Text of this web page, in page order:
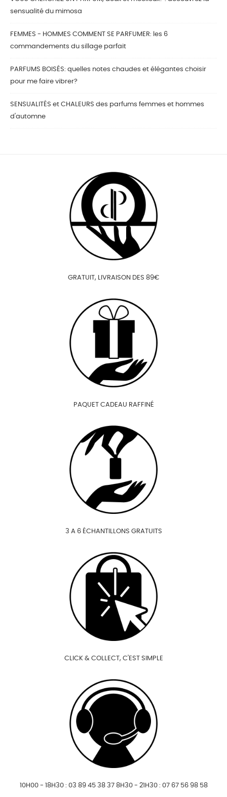
sensualité du mimosa
FEMMES - HOMMES COMMENT SE PARFUMER: les 6
commandements du sillage parfait
PARFUMS BOISÉS: quelles notes chaudes et élégantes choisir
pour me faire vibrer?
SENSUALITÉS et CHALEURS des parfums femmes et hommes
d'automne
GRATUIT, LIVRAISON DES 89€
PAQUET CADEAU RAFFINÉ
3 A 6 ÉCHANTILLONS GRATUITS
CLICK & COLLECT, C'EST SIMPLE
10H00 - 18H30 : 03 89 45 38 37 8H30 - 21H30 : 07 67 56 98 58